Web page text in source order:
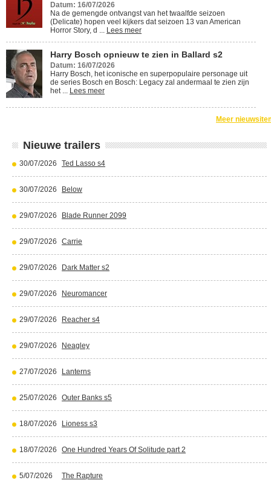
Datum: 16/07/2026
Na de gemengde ontvangst van het twaalfde seizoen
(Delicate) hopen veel kijkers dat seizoen 13 van American
Horror Story, d ... Lees meer
Harry Bosch opnieuw te zien in Ballard s2
Datum: 16/07/2026
Harry Bosch, het iconische en superpopulaire personage uit
de series Bosch en Bosch: Legacy zal andermaal te zien zijn
het ... Lees meer
Meer
Nieuwe trailers
30/07/2026 Ted Lasso s4
30/07/2026 Below
29/07/2026 Blade Runner 2099
29/07/2026 Carrie
29/07/2026 Dark Matter s2
29/07/2026 Neuromancer
29/07/2026 Reacher s4
29/07/2026 Neagley
27/07/2026 Lanterns
25/07/2026 Outer Banks s5
18/07/2026 Lioness s3
18/07/2026 One Hundred Years Of Solitude part 2
5/07/2026 The Rapture